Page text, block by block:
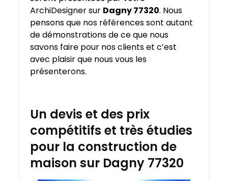
ArchiDesigner sur Dagny 77320. Nous
pensons que nos références sont autant
de démonstrations de ce que nous
savons faire pour nos clients et c’est
avec plaisir que nous vous les
présenterons.
Un devis et des prix
compétitifs et très étudies
pour la construction de
maison sur Dagny 77320